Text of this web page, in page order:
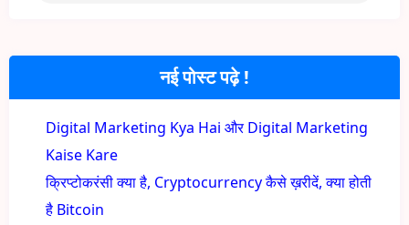
नई पोस्ट पढ़े !
Digital Marketing Kya Hai और Digital Marketing
Kaise Kare
क्रिप्टोकरंसी क्या है, Cryptocurrency कैसे ख़रीदें, क्या होती
है Bitcoin